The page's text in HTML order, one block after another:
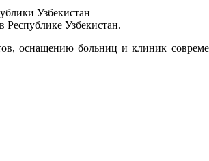
Узбекистан
Республике Узбекистан.
оснащению больниц и клиник